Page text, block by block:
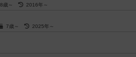
8歳～ 2016年～
7歳～ 2025年～